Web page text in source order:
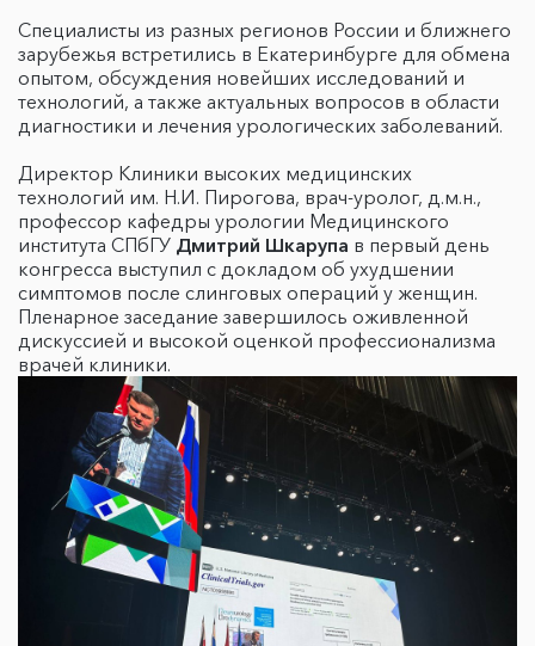
Специалисты из разных регионов России и ближнего
зарубежья встретились в Екатеринбурге для обмена
опытом, обсуждения новейших исследований и
технологий, а также актуальных вопросов в области
диагностики и лечения урологических заболеваний.
Директор Клиники высоких медицинских
технологий им. Н.И. Пирогова, врач-уролог, д.м.н.,
профессор кафедры урологии Медицинского
института СПбГУ Дмитрий Шкарупа в первый день
конгресса выступил с докладом об ухудшении
симптомов после слинговых операций у женщин.
Пленарное заседание завершилось оживленной
дискуссией и высокой оценкой профессионализма
врачей клиники.